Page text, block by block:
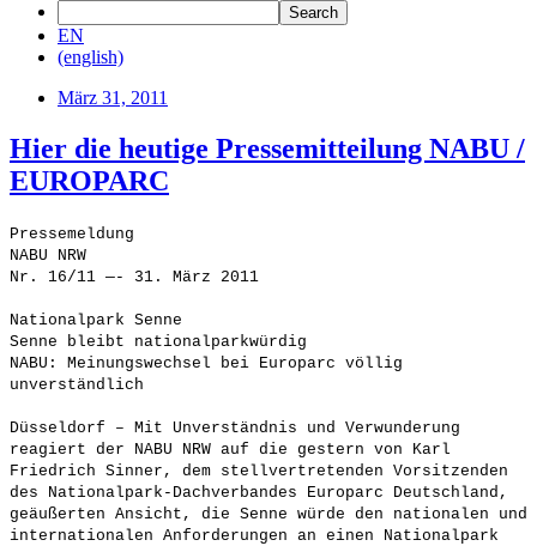
EN
(english)
März 31, 2011
Hier die heutige Pressemitteilung NABU /
EUROPARC
Pressemeldung
NABU NRW
Nr. 16/11 —- 31. März 2011
Nationalpark Senne
Senne bleibt nationalparkwürdig
NABU: Meinungswechsel bei Europarc völlig
unverständlich
Düsseldorf – Mit Unverständnis und Verwunderung
reagiert der NABU NRW auf die gestern von Karl
Friedrich Sinner, dem stellvertretenden Vorsitzenden
des Nationalpark-Dachverbandes Europarc Deutschland,
geäußerten Ansicht, die Senne würde den nationalen und
internationalen Anforderungen an einen Nationalpark